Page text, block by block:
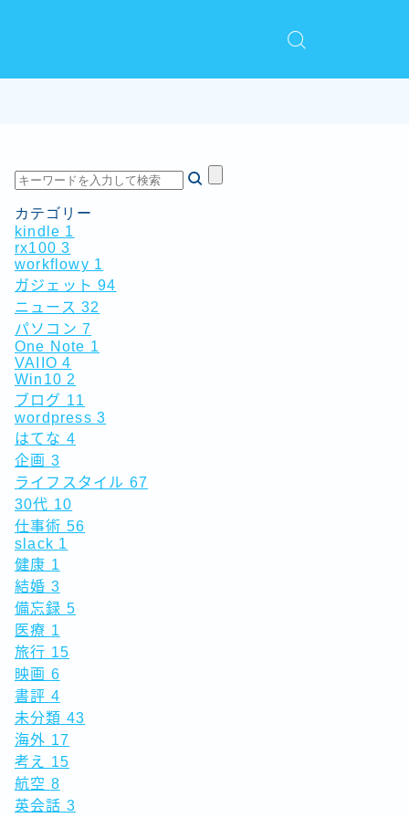
カテゴリー
kindle 1
rx1003
workflowy 1
ガジェット94
ニュース 32
パソコン 7
One Note 1
VAIIO4
Win10 2
ブログ 11
wordpress 3
はてな 4
企画 3
ライフスタイル 67
30代 10
仕事術 56
slack 1
健康 1
結婚 3
備忘録 5
医療 1
旅行 15
映画 6
書評 4
未分類 43
海外 17
考え 15
航空 8
英会話 3